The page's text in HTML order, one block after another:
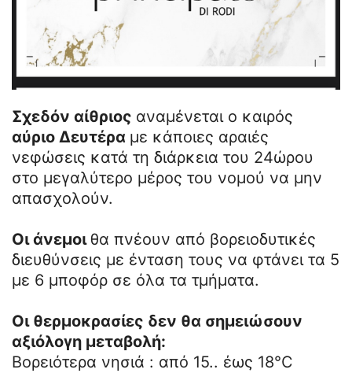
Σχεδόν αίθριος αναμένεται ο καιρός
αύριο Δευτέρα με κάποιες αραιές
νεφώσεις κατά τη διάρκεια του 24ώρου
στο μεγαλύτερο μέρος του νομού να μην
απασχολούν.
Οι άνεμοιθα πνέουν από βορειοδυτικές
διευθύνσεις με ένταση τους να φτάνει τα 5
με 6 μποφόρ σε όλα τα τμήματα.
Οι θερμοκρασίες δεν θα σημειώσουν
αξιόλογη μεταβολή:
Βορειότερα νησιά : από 15.. έως 18°C